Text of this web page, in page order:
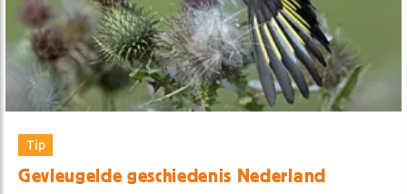
Tip
Gevleugelde geschiedenis Nederland